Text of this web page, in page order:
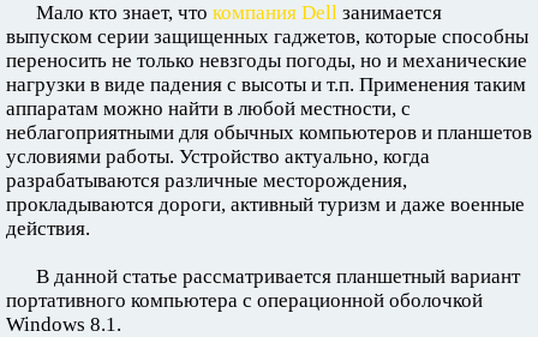
Мало кто знает, что компания Dell занимается
выпуском серии защищенных гаджетов, которые способны
переносить не только невзгоды погоды, но и механические
нагрузки в виде падения с высоты и т.п. Применения таким
аппаратам можно найти в любой местности, с
неблагоприятными для обычных компьютеров и планшетов
условиями работы. Устройство актуально, когда
разрабатываются различные месторождения,
прокладываются дороги, активный туризм и даже военные
действия.
В данной статье рассматривается планшетный вариант
портативного компьютера с операционной оболочкой
Windows 8.1.